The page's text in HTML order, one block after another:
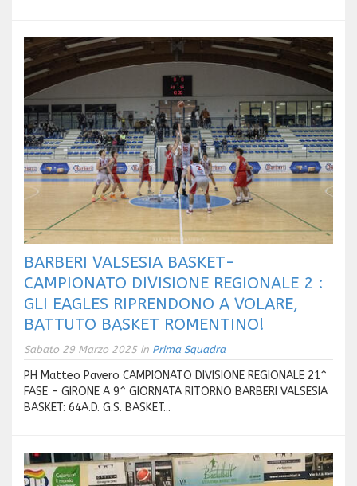
BARBERI VALSESIA BASKET-
CAMPIONATO DIVISIONE REGIONALE 2 :
GLI EAGLES RIPRENDONO A VOLARE,
BATTUTO BASKET ROMENTINO!
Sabato 29 Marzo 2025 in Prima Squadra
PH Matteo Pavero CAMPIONATO DIVISIONE REGIONALE 21^
FASE - GIRONE A 9^ GIORNATA RITORNO BARBERI VALSESIA
BASKET: 64A.D. G.S. BASKET...